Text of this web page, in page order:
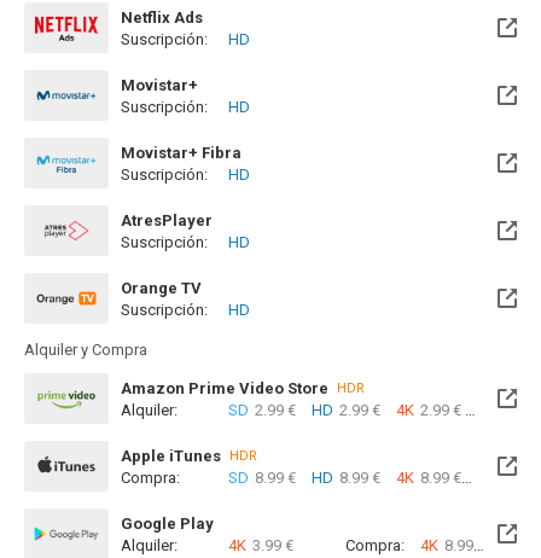
Netflix Ads
Suscripción:
HD
Movistar+
Disponible hasta el Mar, 18 Ago 2026 (Quedan 11 días)
Suscripción: HD
Movistar+ Fibra
Disponible hasta el Mar, 18 Ago 2026 (Quedan 11 días)
Suscripción: HD
AtresPlayer
Suscripción:
HD
Orange TV
Disponible hasta el Mar, 18 Ago 2026 (Quedan 11 días)
Suscripción: HD
Alquiler y Compra
Amazon Prime Video Store HDR
Alquiler: SD 2.99 € HD 2.99 € 4K 2.99 €
Apple iTunes HDR
Compra: SD 8.99 € HD 8.99 € 4K 8.99 €
Google Play
Alquiler:
4K 3.99 € Compra: 4K 8.99 €